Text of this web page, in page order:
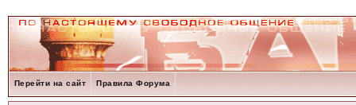
Перейти на сайт Правила Форума